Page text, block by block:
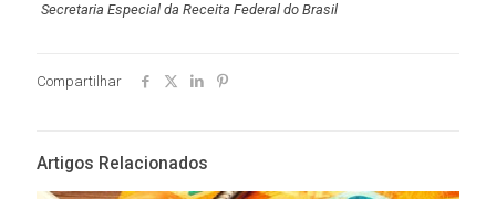
Secretaria Especial da Receita Federal do Brasil
Compartilhar
Artigos Relacionados